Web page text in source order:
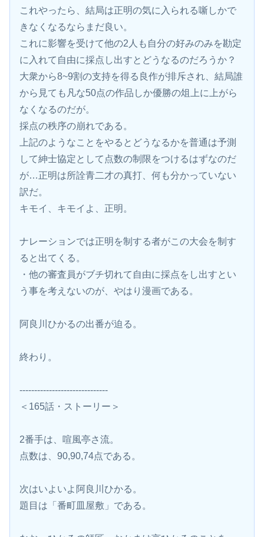
これやったら、結局は正明の気に入られる噺しかで
きなくなるならまだ良い。
これに影響を受けて他の2人も自分の好みのみを勘定
に入れて自由に採点し出すとどうなるのだろうか？
大衆から8~9割の支持を得る良作が排斥され、結局誰
から見ても凡な50点の作品しか優勝の俎上に上がら
なくなるのだが。
採点の秩序の崩れである。
上記のようなことをやるとどうなるかを普通は予測
して紳士協定として点数の制限をつけるはずなのだ
が…正明は所詮青二才の真打、何も分かっていない
訳だ。
キモイ、キモイよ、正明。
ナレーションでは正明を制する者がこの大会を制す
ると出てくる。
・他の審査員がブチ切れて自由に採点をし出すとい
う事を考えないのが、やはり漫画である。
阿良川ひかるの出番が迫る。
終わり。
------------------------------
＜165話・ストーリー＞
2番手は、喧風亭さ流。
点数は、90,90,74点である。
次はいよいよ阿良川ひかる。
題目は「番町皿屋敷」である。